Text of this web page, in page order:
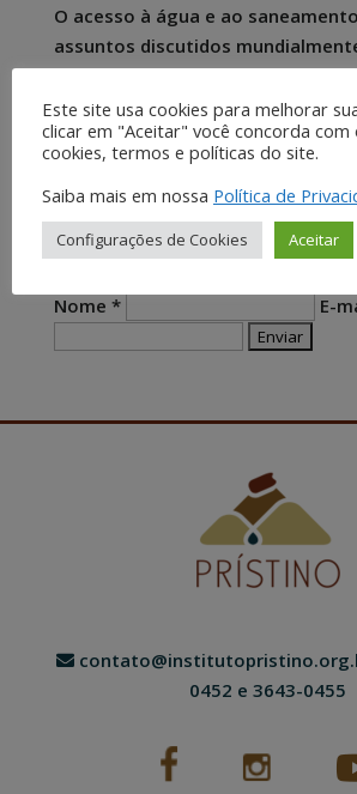
O acesso à água e ao
assuntos discutidos
2020 marca o décimo aniversário
humanos à água e ao
Rights to Water and Sanitation
declarado pela Assembleia Geral da
Organização das Nações...
Nome *
E-
0452 e 3643-0455
Este site usa cookies para melhorar
clicar em "Aceitar" você concorda com
cookies, termos e políticas do site.
Saiba mais em nossa Política de
Configurações de Cookies Aceitar